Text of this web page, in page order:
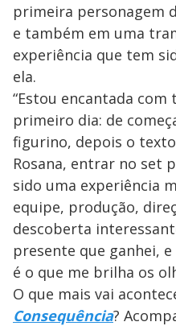
primeira personagem
e também em uma
experiência que tem
ela.
“Estou encantada
primeiro dia: de
figurino, depois o
Rosana, entrar no set
sido uma experiência
equipe, produção,
descoberta
presente que ganhei,
é o que me brilha os
O que mais vai
Consequência?